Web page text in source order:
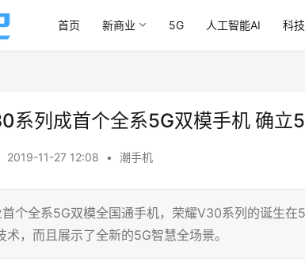
首页 新商业 5G 人工智能AI 科
系列成首个全系5G双模手机 确立
2019-11-27 12:08 • 潮手机
个全系5G双模全国通手机，荣耀V30系列的诞生
术，而且展示了全新的5G智慧全场景。